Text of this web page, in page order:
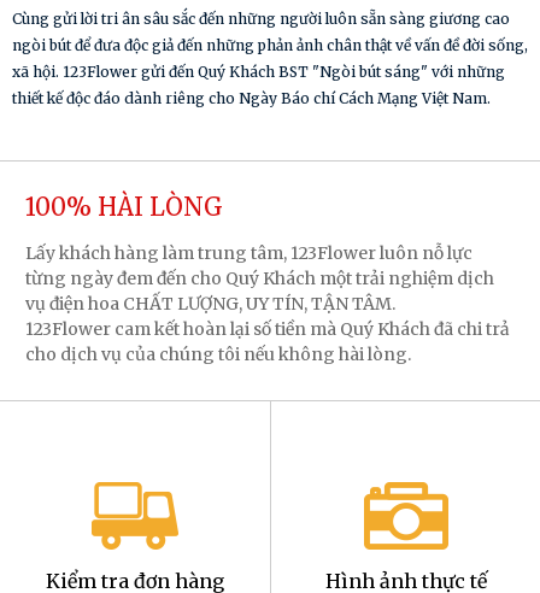
Cùng gửi lời tri ân sâu sắc đến những người luôn sẵn sàng giương cao
ngòi bút để đưa độc giả đến những phản ảnh chân thật về vấn đề đời sống,
xã hội. 123Flower gửi đến Quý Khách BST "Ngòi bút sáng" với những
thiết kế độc đáo dành riêng cho Ngày Báo chí Cách Mạng Việt Nam.
100% HÀI LÒNG
Lấy khách hàng làm trung tâm, 123Flower luôn nỗ lực
từng ngày đem đến cho Quý Khách một trải nghiệm dịch
vụ điện hoa CHẤT LƯỢNG, UY TÍN, TẬN TÂM.
123Flower cam kết hoàn lại số tiền mà Quý Khách đã chi trả
cho dịch vụ của chúng tôi nếu không hài lòng.
Kiểm tra đơn hàng Hình ảnh thực tế